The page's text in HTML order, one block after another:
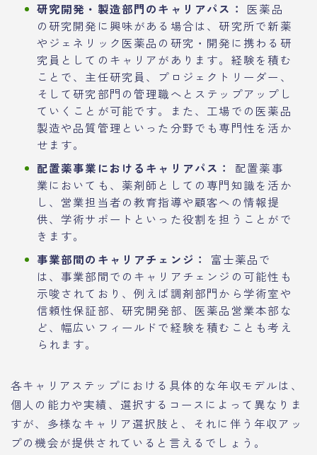
研究開発・製造部門のキャリアパス：
医薬品
の研究開発に興味がある場合は、研究所で新薬
やジェネリック医薬品の研究・開発に携わる研
究員としてのキャリアがあります。経験を積む
ことで、主任研究員、プロジェクトリーダー、
そして研究部門の管理職へとステップアップし
ていくことが可能です。また、工場での医薬品
製造や品質管理といった分野でも専門性を活か
せます。
配置薬事業におけるキャリアパス：
配置薬事
業においても、薬剤師としての専門知識を活か
し、営業担当者の教育指導や顧客への情報提
供、学術サポートといった役割を担うことがで
きます。
事業部間のキャリアチェンジ：
富士薬品で
は、事業部間でのキャリアチェンジの可能性も
示唆されており、例えば調剤部門から学術室や
信頼性保証部、研究開発部、医薬品営業本部な
ど、幅広いフィールドで経験を積むことも考え
られます。
各キャリアステップにおける具体的な年収モデルは、
個人の能力や実績、選択するコースによって異なりま
すが、多様なキャリア選択肢と、それに伴う年収アッ
プの機会が提供されていると言えるでしょう。